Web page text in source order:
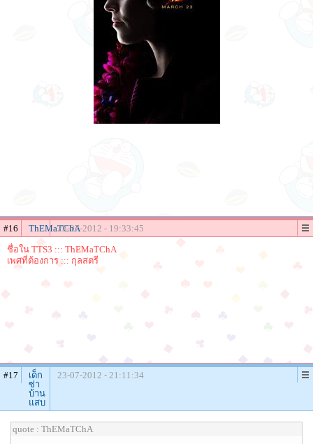
#16 ThEMaTChA23-07-2012 - 19:33:45
ชื่อใน TTS3 ::: ThEMaTChA
เพศที่ต้องการ ::: กุลสตรี
#17
เด็ก
ซ่า
บ้าน
แสบ
23-07-2012 - 21:11:34
quote : ThEMaTChA